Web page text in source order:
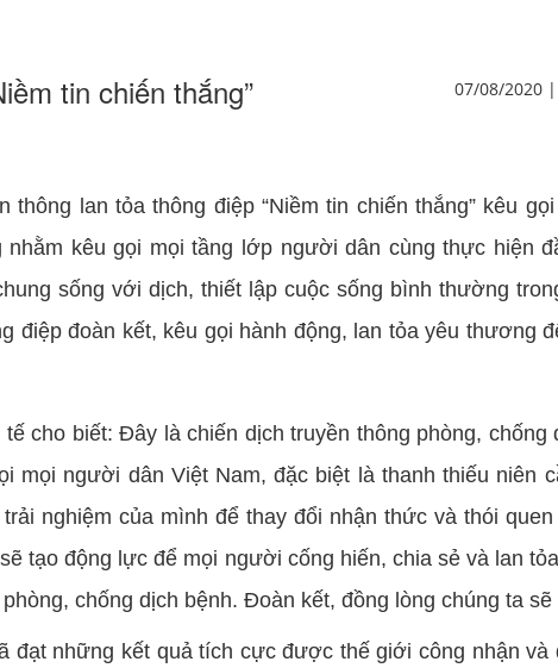
tin chiến thắng” 07/08/2020
lan tỏa thông điệp “Niềm tin chiến thắng” kêu
kêu gọi mọi tầng lớp người dân cùng thực hiện
sống với dịch, thiết lập cuộc sống bình thường
điệp đoàn kết, kêu gọi hành động, lan tỏa yêu thương
cho biết: Đây là chiến dịch truyền thông phòng,
mọi người dân Việt Nam, đặc biệt là thanh thiếu niên
nghiệm của mình để thay đổi nhận thức và thói
tạo động lực để mọi người cống hiến, chia sẻ và lan
chống dịch bệnh. Đoàn kết, đồng lòng chúng ta
đạt những kết quả tích cực được thế giới công nhận